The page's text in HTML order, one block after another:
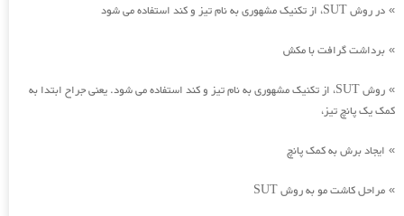
» در روش SUT، از تکنیک مشهوری به نام تیز و کند استفاده می شود
» برداشت گرافت با مکش
»
روش SUT، از تکنیک مشهوری به نام تیز و کند استفاده می شود. یعنی جراح ابتدا به
کمک یک پانچ تیز،
» ایجاد برش به کمک پانچ
» مراحل کاشت مو به روش SUT